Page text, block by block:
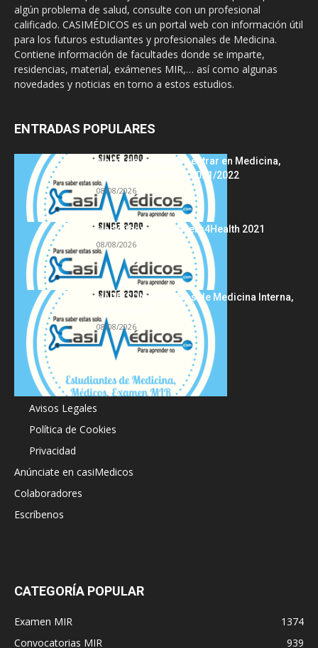
algún problema de salud, consulte con un profesional
calificado. CASIMÉDICOS es un portal web con información útil
para los futuros estudiantes y profesionales de Medicina.
Contiene información de facultades donde se imparte,
residencias, material, exámenes MIR,… así como algunas
novedades y noticias en torno a estos estudios.
ENTRADAS POPULARES
Notas de corte para entrar en Medicina,
curso 2022/2023 vs 2021/2022
08/08/2026
Hackathon Innomakers4Health 2021
08/08/2026
HARRISON Principios de Medicina Interna,
08/08/2026
Acerca de
Avisos Legales
Política de Cookies
Privacidad
Anúnciate en casiMedicos
Colaboradores
Escríbenos
CATEGORÍA POPULAR
Examen MIR
1374
Convocatorias MIR
939